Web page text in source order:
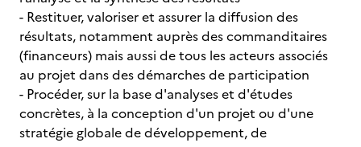
- Restituer, valoriser et assurer la diffusion des
résultats, notamment auprès des commanditaires
(financeurs) mais aussi de tous les acteurs associés
au projet dans des démarches de participation
- Procéder, sur la base d'analyses et d'études
concrètes, à la conception d'un projet ou d'une
stratégie globale de développement, de